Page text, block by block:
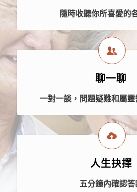
隨時收聽你所喜愛的
聊一聊
一對一談，問題疑難和屬靈
人生抉擇
五分鐘內確認答